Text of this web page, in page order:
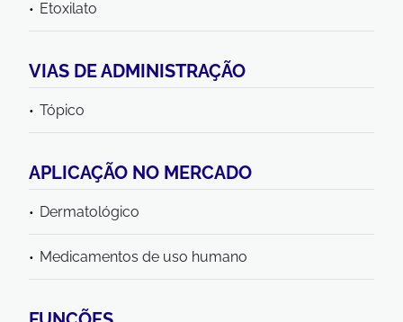
Etoxilato
VIAS DE ADMINISTRAÇÃO
Tópico
APLICAÇÃO NO MERCADO
Dermatológico
Medicamentos de uso humano